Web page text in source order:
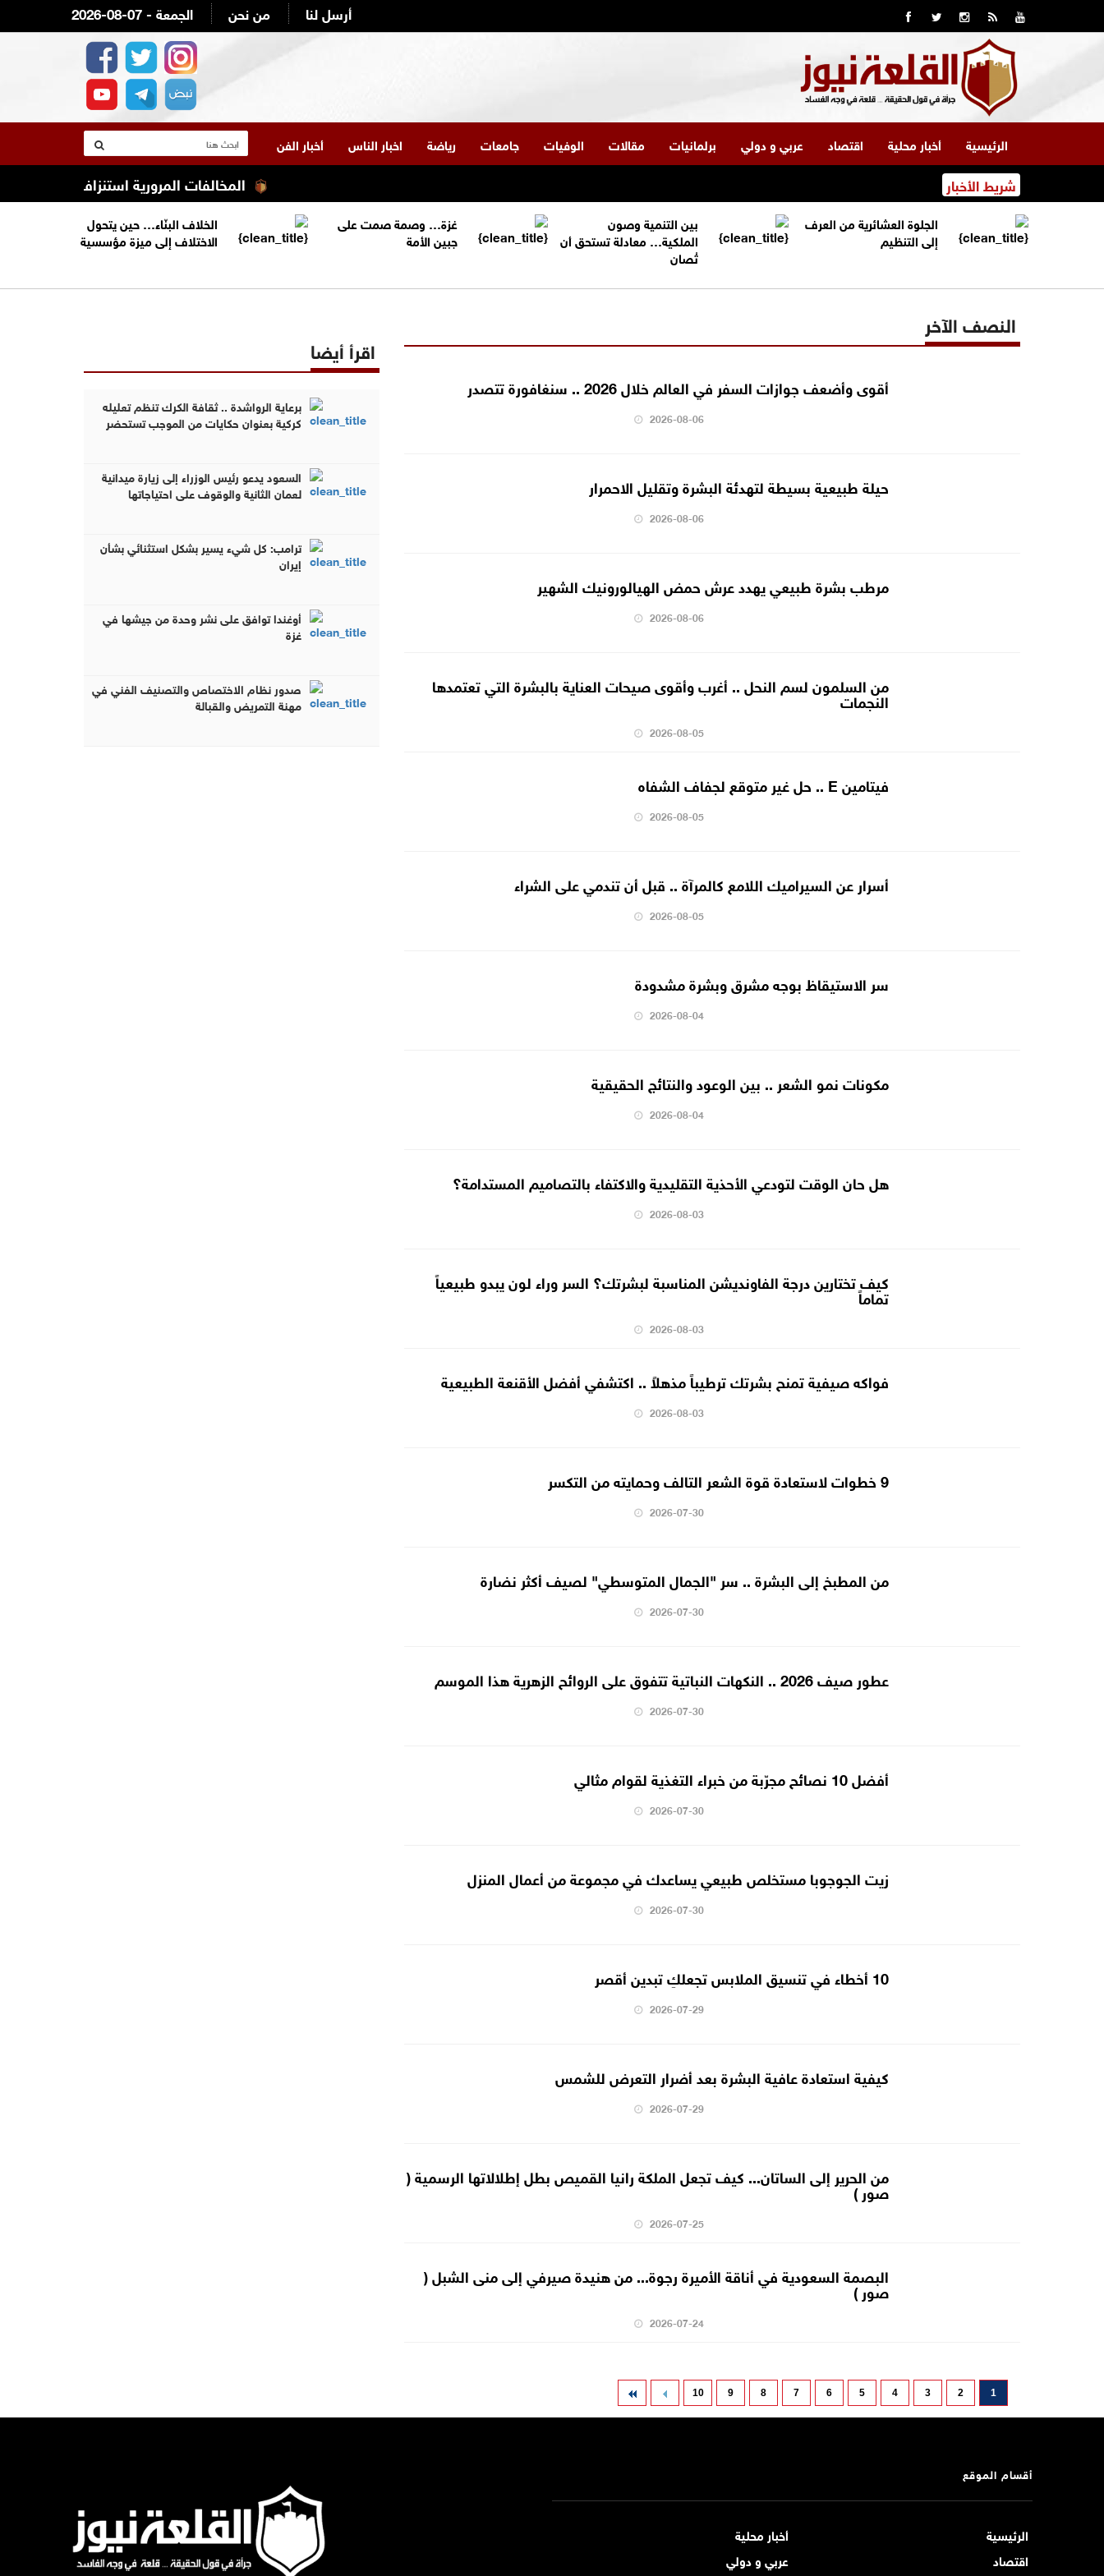
2026-08-07 - الجمعة من نحن أرسل لنا
الرئيسية أخبار محلية اقتصاد عربي و دولي برلمانيات مقالات الوفيات جامعات رياضة اخبار الناس أخبار الفن
شريط الأخبار المخالفات المرورية استنزاف ميزانية أصحاب
الجلوة العشائرية من العرف
إلى التنظيم
بين التنمية وصون
الملكية… معادلة تستحق أن
تُصان
غزة… وصمة صمت على
جبين الأمة
الخلاف البنّاء… حين يتحول
الاختلاف إلى ميزة مؤسسية
النصف الآخر
أقوى وأضعف جوازات السفر في العالم خلال 2026 .. سنغافورة تتصدر
2026-08-06
حيلة طبيعية بسيطة لتهدئة البشرة وتقليل الاحمرار
2026-08-06
مرطب بشرة طبيعي يهدد عرش حمض الهيالورونيك الشهير
2026-08-06
من السلمون لسم النحل .. أغرب وأقوى صيحات العناية بالبشرة التي تعتمدها
النجمات
2026-08-05
فيتامين E .. حل غير متوقع لجفاف الشفاه
2026-08-05
أسرار عن السيراميك اللامع كالمرآة .. قبل أن تندمي على الشراء
2026-08-05
سر الاستيقاظ بوجه مشرق وبشرة مشدودة
2026-08-04
مكونات نمو الشعر .. بين الوعود والنتائج الحقيقية
2026-08-04
هل حان الوقت لتودعي الأحذية التقليدية والاكتفاء بالتصاميم المستدامة؟
2026-08-03
كيف تختارين درجة الفاونديشن المناسبة لبشرتك؟ السر وراء لون يبدو طبيعياً
تماماً
2026-08-03
فواكه صيفية تمنح بشرتك ترطيباً مذهلاً .. اكتشفي أفضل الأقنعة الطبيعية
2026-08-03
9 خطوات لاستعادة قوة الشعر التالف وحمايته من التكسر
2026-07-30
من المطبخ إلى البشرة .. سر "الجمال المتوسطي" لصيف أكثر نضارة
2026-07-30
عطور صيف 2026 .. النكهات النباتية تتفوق على الروائح الزهرية هذا الموسم
2026-07-30
أفضل 10 نصائح مجرّبة من خبراء التغذية لقوام مثالي
2026-07-30
زيت الجوجوبا مستخلص طبيعي يساعدك في مجموعة من أعمال المنزل
2026-07-30
10 أخطاء في تنسيق الملابس تجعلكِ تبدين أقصر
2026-07-29
كيفية استعادة عافية البشرة بعد أضرار التعرض للشمس
2026-07-29
من الحرير إلى الساتان... كيف تجعل الملكة رانيا القميص بطل إطلالاتها الرسمية (
صور )
2026-07-25
البصمة السعودية في أناقة الأميرة رجوة... من هنيدة صيرفي إلى منى الشبل (
صور )
2026-07-24
1
2
3
4
5
6
7
8
9
10
اقرأ أيضا
برعاية الرواشدة .. ثقافة الكرك تنظم تعليله
كركية بعنوان حكايات من الموجب تستحضر
السعود يدعو رئيس الوزراء إلى زيارة ميدانية
لعمان الثانية والوقوف على احتياجاتها
ترامب: كل شيء يسير بشكل استثنائي بشأن
إيران
أوغندا توافق على نشر وحدة من جيشها في
غزة
صدور نظام الاختصاص والتصنيف الفني في
مهنة التمريض والقبالة
أقسام الموقع
الرئيسية
أخبار محلية
اقتصاد
عربي و دولي